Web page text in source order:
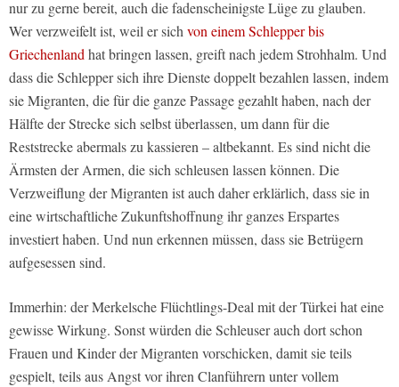
nur zu gerne bereit, auch die fadenscheinigste Lüge zu glauben.
Wer verzweifelt ist, weil er sich von einem Schlepper bis
Griechenland hat bringen lassen, greift nach jedem Strohhalm. Und
dass die Schlepper sich ihre Dienste doppelt bezahlen lassen, indem
sie Migranten, die für die ganze Passage gezahlt haben, nach der
Hälfte der Strecke sich selbst überlassen, um dann für die
Reststrecke abermals zu kassieren – altbekannt. Es sind nicht die
Ärmsten der Armen, die sich schleusen lassen können. Die
Verzweiflung der Migranten ist auch daher erklärlich, dass sie in
eine wirtschaftliche Zukunftshoffnung ihr ganzes Erspartes
investiert haben. Und nun erkennen müssen, dass sie Betrügern
aufgesessen sind.
Immerhin: der Merkelsche Flüchtlings-Deal mit der Türkei hat eine
gewisse Wirkung. Sonst würden die Schleuser auch dort schon
Frauen und Kinder der Migranten vorschicken, damit sie teils
gespielt, teils aus Angst vor ihren Clanführern unter vollem